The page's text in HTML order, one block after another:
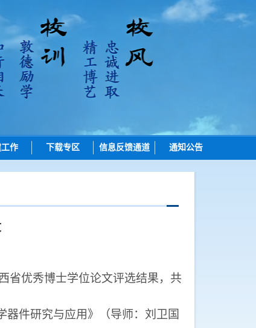
作 下载专区
招生
学位
信息反馈通道 通知公告
省优秀博士学位论文评选结果，共
器件研究与应用》（导师：刘卫国